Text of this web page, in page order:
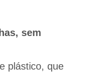
sem
plástico, que